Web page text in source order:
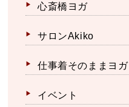
心斎橋ヨガ
サロンAkiko
仕事着そのままヨガ
イベント